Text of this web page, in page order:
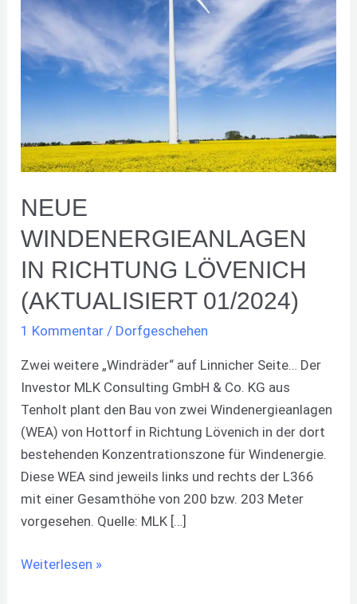
NEUE
WINDENERGIEANLAGEN
IN RICHTUNG LÖVENICH
(AKTUALISIERT 01/2024)
1 Kommentar / Dorfgeschehen
Zwei weitere „Windräder“ auf Linnicher Seite… Der
Investor MLK Consulting GmbH & Co. KG aus
Tenholt plant den Bau von zwei Windenergieanlagen
(WEA) von Hottorf in Richtung Lövenich in der dort
bestehenden Konzentrationszone für Windenergie.
Diese WEA sind jeweils links und rechts der L366
mit einer Gesamthöhe von 200 bzw. 203 Meter
vorgesehen. Quelle: MLK […]
Lövenich
(aktualisiert
01/2024)
Weiterlesen »